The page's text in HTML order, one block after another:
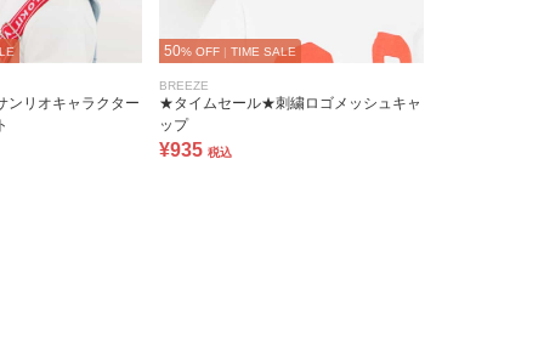
リオキャラクター
50% OFF | TIME SALE
BREEZE
★タイムセール★刺繍ロゴメッシュキャ
ップ
¥935 税込